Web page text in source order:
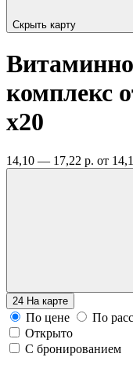
Скрыть карту
комплекс
x20
14,10 — 17,22 р. от
24 На карте
По цене
По
Открыто
С бронированием